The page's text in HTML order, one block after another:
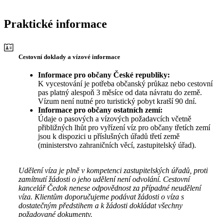
Praktické informace
Cestovní doklady a vízové informace
Informace pro občany České republiky:
K vycestování je potřeba občanský průkaz nebo cestovní
pas platný alespoň 3 měsíce od data návratu do země.
Vízum není nutné pro turistický pobyt kratší 90 dní.
Informace pro občany ostatních zemí:
Údaje o pasových a vízových požadavcích včetně
přibližných lhůt pro vyřízení víz pro občany třetích zemí
jsou k dispozici u příslušných úřadů třetí země
(ministerstvo zahraničních věcí, zastupitelský úřad).
Udělení víza je plně v kompetenci zastupitelských úřadů, proti
zamítnutí žádosti o jeho udělení není odvolání. Cestovní
kancelář Čedok nenese odpovědnost za případné neudělení
víza. Klientům doporučujeme podávat žádosti o víza s
dostatečným předstihem a k žádosti dokládat všechny
požadované dokumenty.